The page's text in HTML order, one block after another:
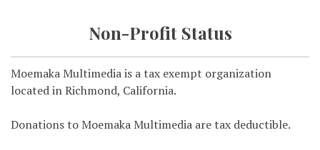
Non-Profit Status
Moemaka Multimedia is a tax exempt organization
located in Richmond, California.
Donations to Moemaka Multimedia are tax deductible.